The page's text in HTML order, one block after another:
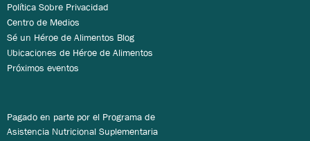
Política Sobre Privacidad
Centro de Medios
Sé un Héroe de Alimentos Blog
Ubicaciones de Héroe de Alimentos
Próximos eventos
Pagado en parte por el Programa de
Asistencia Nutricional Suplementaria